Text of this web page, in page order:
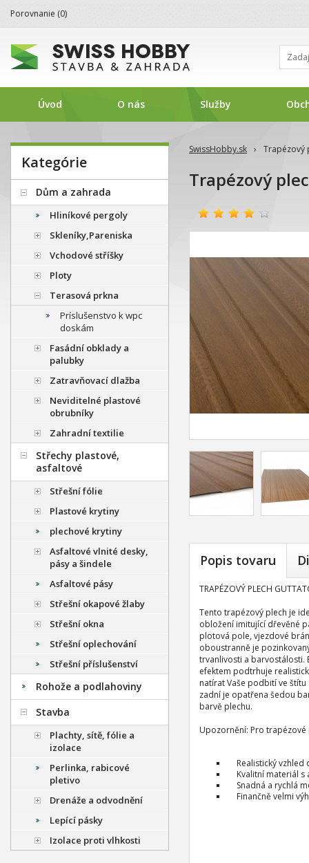
SwissHobby.sk › Trapézový
Trapézový
Popis tovaru
TRAPÉZOVÝ PLECH
Tento trapézový plech je
obložení imitující dřevěné
plotová pole, vjezdové
oboustranně je
trvanlivosti a barvostálosti.
efektem podtrhuje
natírat Vaše podbití ve
zadní je opatřena šedou
barvě plechu.
Upozornění: Pro trapézové
Realistický vzhled
Kvalitní materiál
Snadná a rychlá
Finančně velmi
Kategórie
Dům a zahrada
Hliníkové pergoly
Skleníky,Pareniska
Vchodové stříšky
Ploty
Terasová prkna
Príslušenstvo k wpc
doskám
Fasádní obklady a
palubky
Zatravňovací dlažba
Neviditelné plastové
obrubníky
Zahradní textilie
Střechy plastové,
asfaltové
Střešní fólie
Plastové krytiny
plechové krytiny
Asfaltové vlnité desky,
pásy a šindele
Asfaltové pásy
Střešní okapové žlaby
Střešní okna
Střešní oplechování
Střešní příslušenství
Rohože a podlahoviny
Stavba
Plachty, sítě, fólie a
izolace
Perlinka, rabicové
pletivo
Drenáže a odvodnění
Lepící pásky
Izolace proti vlhkosti
Porovnanie (0)
Úvod O nás Služby